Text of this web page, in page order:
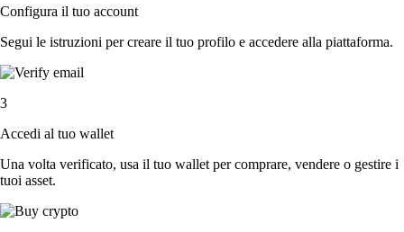
Configura il tuo account
Segui le istruzioni per creare il tuo profilo e accedere alla piattaforma.
3
Accedi al tuo wallet
Una volta verificato, usa il tuo wallet per comprare, vendere o gestire i
tuoi asset.